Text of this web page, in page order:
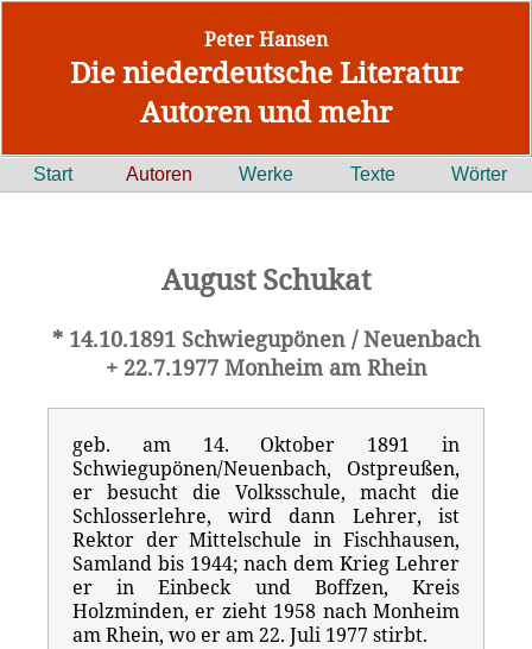
Peter Hansen
Die niederdeutsche Literatur
Autoren und mehr
Start Autoren Werke Texte Wörter
August Schukat
* 14.10.1891 Schwiegupönen / Neuenbach
+ 22.7.1977 Monheim am Rhein
geb. am 14. Oktober 1891 in
Schwiegupönen/Neuenbach, Ostpreußen,
er besucht die Volksschule, macht die
Schlosserlehre, wird dann Lehrer, ist
Rektor der Mittelschule in Fischhausen,
Samland bis 1944; nach dem Krieg Lehrer
er in Einbeck und Boffzen, Kreis
Holzminden, er zieht 1958 nach Monheim
am Rhein, wo er am 22. Juli 1977 stirbt.